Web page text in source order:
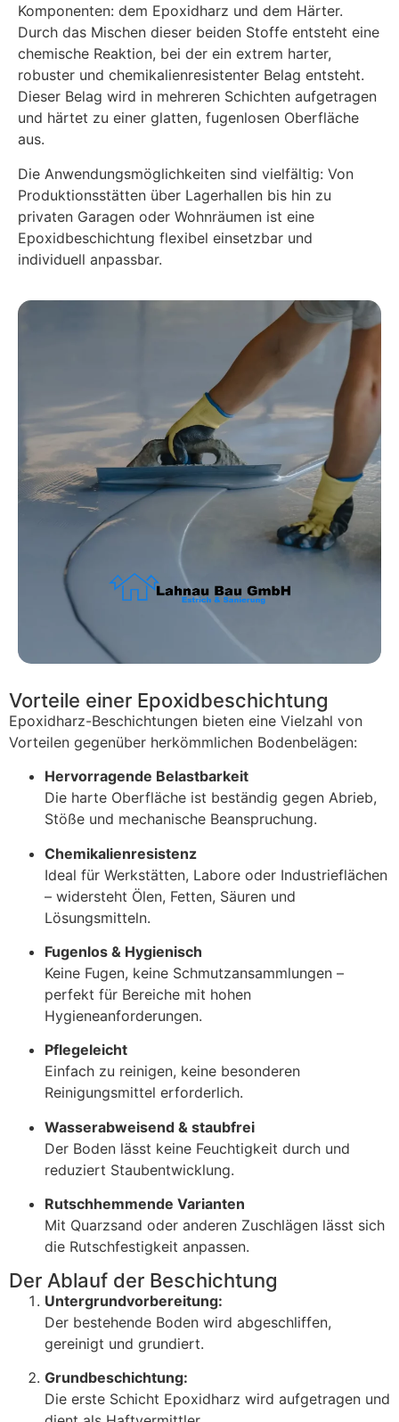
Komponenten: dem Epoxidharz und dem Härter.
Durch das Mischen dieser beiden Stoffe entsteht eine
chemische Reaktion, bei der ein extrem harter,
robuster und chemikalienresistenter Belag entsteht.
Dieser Belag wird in mehreren Schichten aufgetragen
und härtet zu einer glatten, fugenlosen Oberfläche
aus.
Die Anwendungsmöglichkeiten sind vielfältig: Von
Produktionsstätten über Lagerhallen bis hin zu
privaten Garagen oder Wohnräumen ist eine
Epoxidbeschichtung flexibel einsetzbar und
individuell anpassbar.
Vorteile einer Epoxidbeschichtung
Epoxidharz-Beschichtungen bieten eine Vielzahl von
Vorteilen gegenüber herkömmlichen Bodenbelägen:
Hervorragende Belastbarkeit
Die harte Oberfläche ist beständig gegen Abrieb,
Stöße und mechanische Beanspruchung.
Chemikalienresistenz
Ideal für Werkstätten, Labore oder Industrieflächen
– widersteht Ölen, Fetten, Säuren und
Lösungsmitteln.
Fugenlos & Hygienisch
Keine Fugen, keine Schmutzansammlungen –
perfekt für Bereiche mit hohen
Hygieneanforderungen.
Pflegeleicht
Einfach zu reinigen, keine besonderen
Reinigungsmittel erforderlich.
Wasserabweisend & staubfrei
Der Boden lässt keine Feuchtigkeit durch und
reduziert Staubentwicklung.
Rutschhemmende Varianten
Mit Quarzsand oder anderen Zuschlägen lässt sich
die Rutschfestigkeit anpassen.
Der Ablauf der Beschichtung
Untergrundvorbereitung:
Der bestehende Boden wird abgeschliffen,
gereinigt und grundiert.
Grundbeschichtung:
Die erste Schicht Epoxidharz wird aufgetragen und